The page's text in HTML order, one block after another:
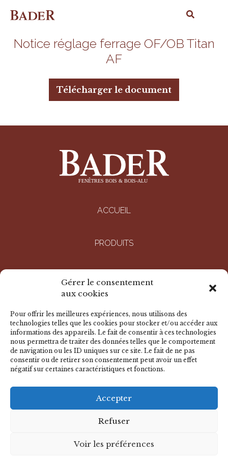
Gérer le consentement
aux cookies
Pour offrir les meilleures expériences, nous utilisons des
technologies telles que les cookies pour stocker et/ou accéder aux
informations des appareils. Le fait de consentir à ces technologies
nous permettra de traiter des données telles que le comportement
de navigation ou les ID uniques sur ce site. Le fait de ne pas
consentir ou de retirer son consentement peut avoir un effet
négatif sur certaines caractéristiques et fonctions.
Accepter
Refuser
Voir les préférences
Notice réglage ferrage OF/OB Titan
AF
Télécharger le document
ACCUEIL
PRODUITS
DOCUMENTS
NOUS CONTACTER
© 2026 BADER - Tous droits réservés
Déclaration de confidentialité
CACTUSAgence conseil en communication